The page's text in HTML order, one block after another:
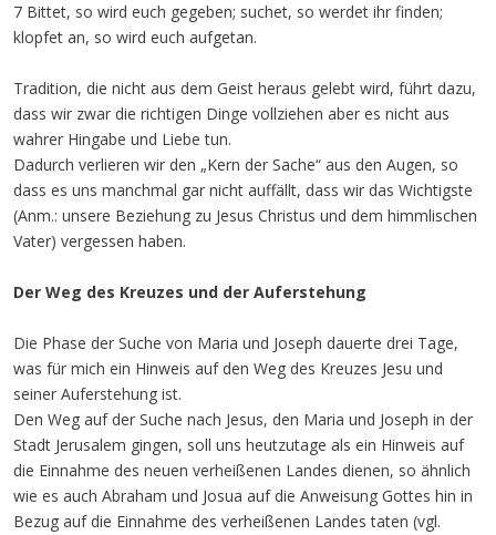
7 Bittet, so wird euch gegeben; suchet, so werdet ihr finden;
klopfet an, so wird euch aufgetan.
Tradition, die nicht aus dem Geist heraus gelebt wird, führt dazu,
dass wir zwar die richtigen Dinge vollziehen aber es nicht aus
wahrer Hingabe und Liebe tun.
Dadurch verlieren wir den „Kern der Sache“ aus den Augen, so
dass es uns manchmal gar nicht auffällt, dass wir das Wichtigste
(Anm.: unsere Beziehung zu Jesus Christus und dem himmlischen
Vater) vergessen haben.
Der Weg des Kreuzes und der Auferstehung
Die Phase der Suche von Maria und Joseph dauerte drei Tage,
was für mich ein Hinweis auf den Weg des Kreuzes Jesu und
seiner Auferstehung ist.
Den Weg auf der Suche nach Jesus, den Maria und Joseph in der
Stadt Jerusalem gingen, soll uns heutzutage als ein Hinweis auf
die Einnahme des neuen verheißenen Landes dienen, so ähnlich
wie es auch Abraham und Josua auf die Anweisung Gottes hin in
Bezug auf die Einnahme des verheißenen Landes taten (vgl.